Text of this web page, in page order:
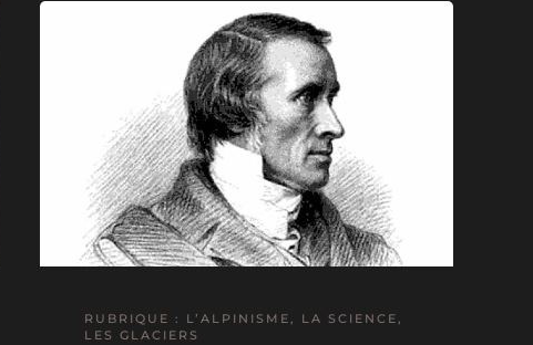
RUBRIQUE : L’ALPINISME, LA SCIENCE,
LES GLACIERS